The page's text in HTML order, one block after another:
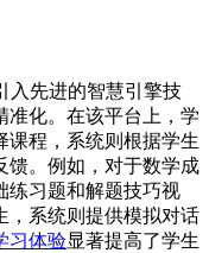
入先进的智慧引擎技
准化。在该平台上，学
课程，系统则根据学生
馈。例如，对于数学成
练习题和解题技巧视
，系统则提供模拟对话
习体验显著提高了学生